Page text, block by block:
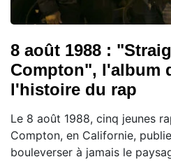
8 août 1988 :
Compton", l'album
l'histoire du rap
Le 8 août 1988, cinq jeunes
Compton, en Californie,
bouleverser à jamais le